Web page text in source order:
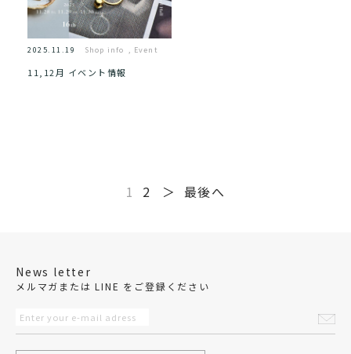
2025.11.19 Shop info , Event
11,12月 イベント情報
1 2 ＞ 最後へ
News letter
メルマガまたは LINE をご登録ください